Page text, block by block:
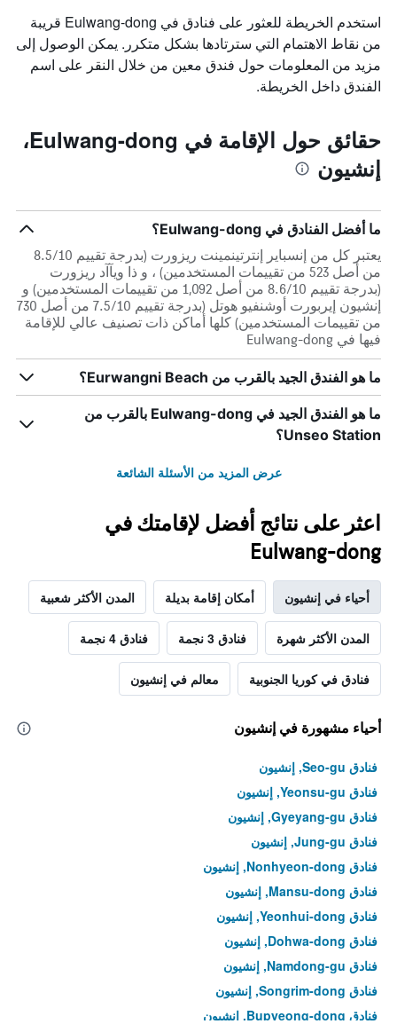
استخدم الخريطة للعثور على فنادق في Eulwang-dong قريبة
من نقاط الاهتمام التي سترتادها بشكل متكرر. يمكن الوصول إلى
مزيد من المعلومات حول فندق معين من خلال النقر على اسم
الفندق داخل الخريطة.
حقائق حول الإقامة في Eulwang-dong،
إنشيون
ما أفضل الفنادق في Eulwang-dong؟
يعتبر كل من إنسباير إنترتينمينت ريزورت (بدرجة تقييم 8.5/10
من أصل 523 من تقييمات المستخدمين) ، و ذا ويآآد ريزورت
(بدرجة تقييم 8.6/10 من أصل 1,092 من تقييمات المستخدمين) و
إنشيون إيربورت أوشنفيو هوتل (بدرجة تقييم 7.5/10 من أصل 730
من تقييمات المستخدمين) كلها أماكن ذات تصنيف عالي للإقامة
فيها في Eulwang-dong
ما هو الفندق الجيد بالقرب من Eurwangni Beach؟
ما هو الفندق الجيد في Eulwang-dong بالقرب من
Unseo Station؟
عرض المزيد من الأسئلة الشائعة
اعثر على نتائج أفضل لإقامتك في
Eulwang-dong
أحياء في إنشيون أمكان إقامة بديلة المدن الأكثر شعبية
المدن الأكثر شهرة فنادق 3 نجمة فنادق 4 نجمة
فنادق في كوريا الجنوبية معالم في إنشيون
أحياء مشهورة في إنشيون
فنادق Seo-gu, إنشيون
فنادق Yeonsu-gu, إنشيون
فنادق Gyeyang-gu, إنشيون
فنادق Jung-gu, إنشيون
فنادق Nonhyeon-dong, إنشيون
فنادق Mansu-dong, إنشيون
فنادق Yeonhui-dong, إنشيون
فنادق Dohwa-dong, إنشيون
فنادق Namdong-gu, إنشيون
فنادق Songrim-dong, إنشيون
فنادق Bupyeong-dong, إنشيون